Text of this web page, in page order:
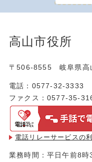
高山市役所
〒506-8555 岐阜県
電話：0577-32-3333
ファクス：0577-35-
電話リレーサービスの
業務時間：平日午前8